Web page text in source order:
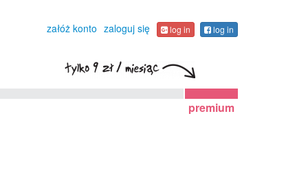
załóż konto zaloguj się log in log in
premium